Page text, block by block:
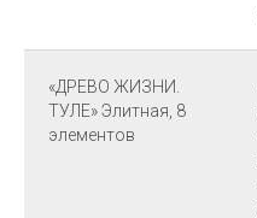
«ДРЕВО ЖИЗНИ.
ТУЛЕ» Элитная, 8
элементов